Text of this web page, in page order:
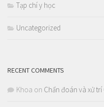
Tạp chí y học
Uncategorized
RECENT COMMENTS
Khoa on Chẩn đoán và xử